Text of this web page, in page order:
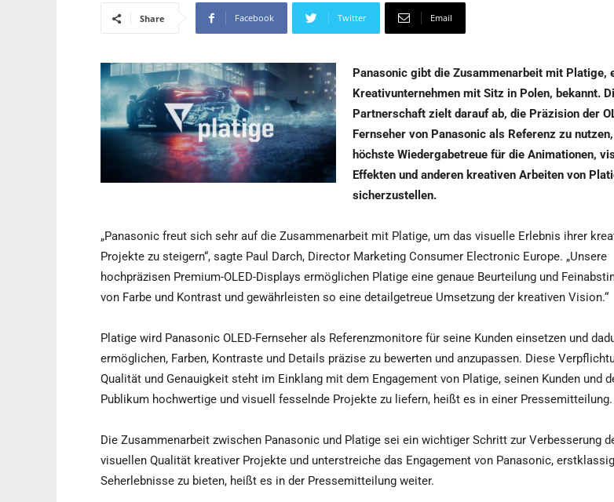
Share Facebook Twitter Email
Panasonic gibt die Zusammenarbeit mit Platige,
Kreativunternehmen mit Sitz in Polen, bekannt.
Partnerschaft zielt darauf ab, die Präzision der
Fernseher von Panasonic als Referenz zu
höchste Wiedergabetreue für die Animationen,
Effekten und anderen kreativen Arbeiten von
sicherzustellen.
„Panasonic freut sich sehr auf die Zusammenarbeit mit Platige, um das visuelle Erlebnis ihrer
Projekte zu steigern“, sagte Paul Darch, Director Marketing Consumer Electronic Europe. „Unsere
hochpräzisen Premium-OLED-Displays ermöglichen Platige eine genaue Beurteilung und
von Farbe und Kontrast und gewährleisten so eine detailgetreue Umsetzung der kreativen Vision.“
Platige wird Panasonic OLED-Fernseher als Referenzmonitore für seine Kunden einsetzen und
ermöglichen, Farben, Kontraste und Details präzise zu bewerten und anzupassen. Diese
Qualität und Genauigkeit steht im Einklang mit dem Engagement von Platige, seinen Kunden und
Publikum hochwertige und visuell fesselnde Projekte zu liefern, heißt es in einer Pressemitteilung.
Die Zusammenarbeit zwischen Panasonic und Platige sei ein wichtiger Schritt zur Verbesserung
visuellen Qualität kreativer Projekte und unterstreiche das Engagement von Panasonic,
Seherlebnisse zu bieten, heißt es in der Pressemitteilung weiter.